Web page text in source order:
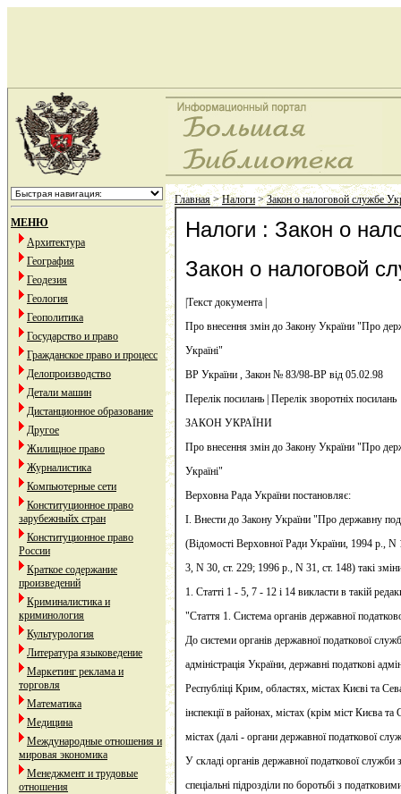
МЕНЮ
Архитектура
География
Геодезия
Геология
Геополитика
Государство и право
Гражданское право и процесс
Делопроизводство
Детали машин
Дистанционное образование
Другое
Жилищное право
Журналистика
Компьютерные сети
Конституционное право
зарубежныйх стран
Конституционное право
России
Краткое содержание
произведений
Криминалистика и
криминология
Культурология
Литература языковедение
Маркетинг реклама и
торговля
Математика
Медицина
Международные отношения и
мировая экономика
Менеджмент и трудовые
отношения
Главная>Налоги>Закон о налоговой службе
Налоги : Закон о
Закон о налоговой
|Текст документа |
Про внесення змін до Закону України "Про
Україні"
ВР України , Закон № 83/98-ВР від 05.02.98
Перелік посилань | Перелік зворотніх посилань
ЗАКОН УКРАЇНИ
Про внесення змін до Закону України "Про
Україні"
Верховна Рада України постановляє:
I. Внести до Закону України "Про державну
(Відомості Верховної Ради України, 1994 р., N
3, N 30, ст. 229; 1996 р., N 31, ст. 148) такі
1. Статті 1 - 5, 7 - 12 і 14 викласти в такій
"Стаття 1. Система органів державної
До системи органів державної податкової
адміністрація України, державні податкові
Республіці Крим, областях, містах Києві та
інспекції в районах, містах (крім міст Києва
містах (далі - органи державної податкової
У складі органів державної податкової служби
спеціальні підрозділи по боротьбі з